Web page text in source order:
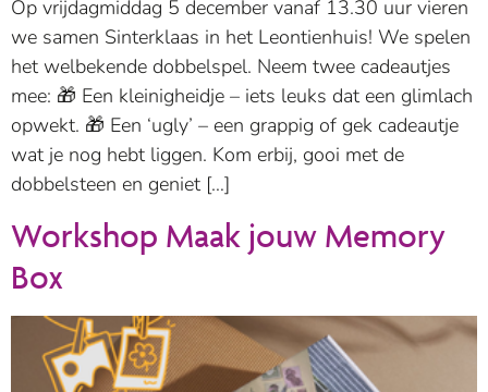
Op vrijdagmiddag 5 december vanaf 13.30 uur vieren
we samen Sinterklaas in het Leontienhuis! We spelen
het welbekende dobbelspel. Neem twee cadeautjes
mee: 🎁 Een kleinigheidje – iets leuks dat een glimlach
opwekt. 🎁 Een ‘ugly’ – een grappig of gek cadeautje
wat je nog hebt liggen. Kom erbij, gooi met de
dobbelsteen en geniet […]
Workshop Maak jouw Memory
Box